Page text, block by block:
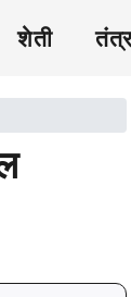
शेती